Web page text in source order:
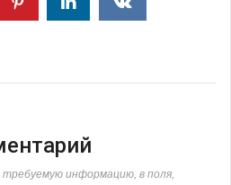
информацию, в поля,